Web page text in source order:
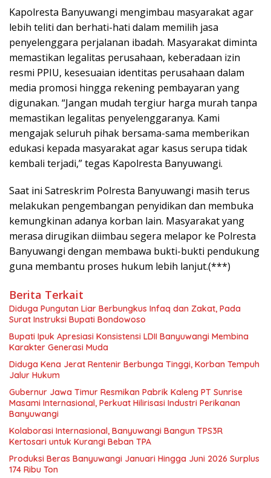
Kapolresta Banyuwangi mengimbau masyarakat agar
lebih teliti dan berhati-hati dalam memilih jasa
penyelenggara perjalanan ibadah. Masyarakat diminta
memastikan legalitas perusahaan, keberadaan izin
resmi PPIU, kesesuaian identitas perusahaan dalam
media promosi hingga rekening pembayaran yang
digunakan. “Jangan mudah tergiur harga murah tanpa
memastikan legalitas penyelenggaranya. Kami
mengajak seluruh pihak bersama-sama memberikan
edukasi kepada masyarakat agar kasus serupa tidak
kembali terjadi,” tegas Kapolresta Banyuwangi.
Saat ini Satreskrim Polresta Banyuwangi masih terus
melakukan pengembangan penyidikan dan membuka
kemungkinan adanya korban lain. Masyarakat yang
merasa dirugikan diimbau segera melapor ke Polresta
Banyuwangi dengan membawa bukti-bukti pendukung
guna membantu proses hukum lebih lanjut.(***)
Berita Terkait
Diduga Pungutan Liar Berbungkus Infaq dan Zakat, Pada
Surat Instruksi Bupati Bondowoso
Bupati Ipuk Apresiasi Konsistensi LDII Banyuwangi Membina
Karakter Generasi Muda
Diduga Kena Jerat Rentenir Berbunga Tinggi, Korban Tempuh
Jalur Hukum
Gubernur Jawa Timur Resmikan Pabrik Kaleng PT Sunrise
Masami Internasional, Perkuat Hilirisasi Industri Perikanan
Banyuwangi
Kolaborasi Internasional, Banyuwangi Bangun TPS3R
Kertosari untuk Kurangi Beban TPA
Produksi Beras Banyuwangi Januari Hingga Juni 2026 Surplus
174 Ribu Ton